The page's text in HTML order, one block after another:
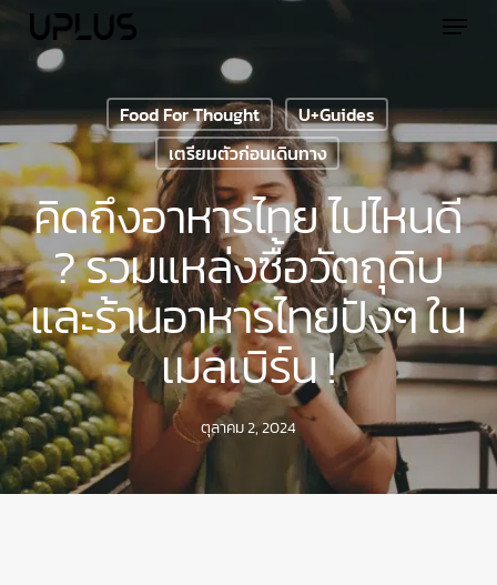
Skip
main
Menu
Food For Thought
U+Guides
เตรียมตัวก่อนเดินทาง
คิดถึงอาหารไทย ไปไหนดี
? รวมแหล่งซื้อวัตถุดิบ
และร้านอาหารไทยปังๆ ใน
เมลเบิร์น !
ตุลาคม 2, 2024